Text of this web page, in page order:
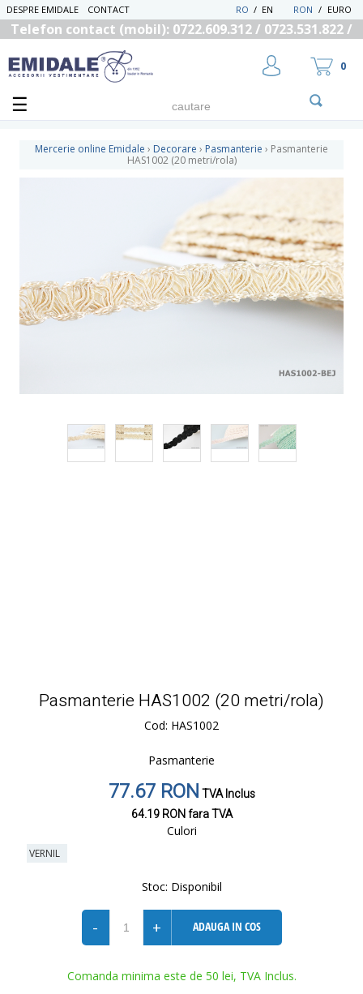
DESPRE EMIDALE CONTACT RON / EURO
EN
/
RO
Telefon contact (mobil): 0722.609.312 / 0723.531.822 /
RECUPEREAZA PAROLA
0
Mercerie online Emidale › Decorare › Pasmanterie › Pasmanterie
HAS1002 (20 metri/rola)
Pasmanterie HAS1002 (20 metri/rola)
Cod: HAS1002
Pasmanterie
77.67 RONTVA Inclus
64.19 RONfara TVA
Culori
VERNIL
Stoc: Disponibil
- + ADAUGA IN COS
Comanda minima este de 50 lei, TVA Inclus.